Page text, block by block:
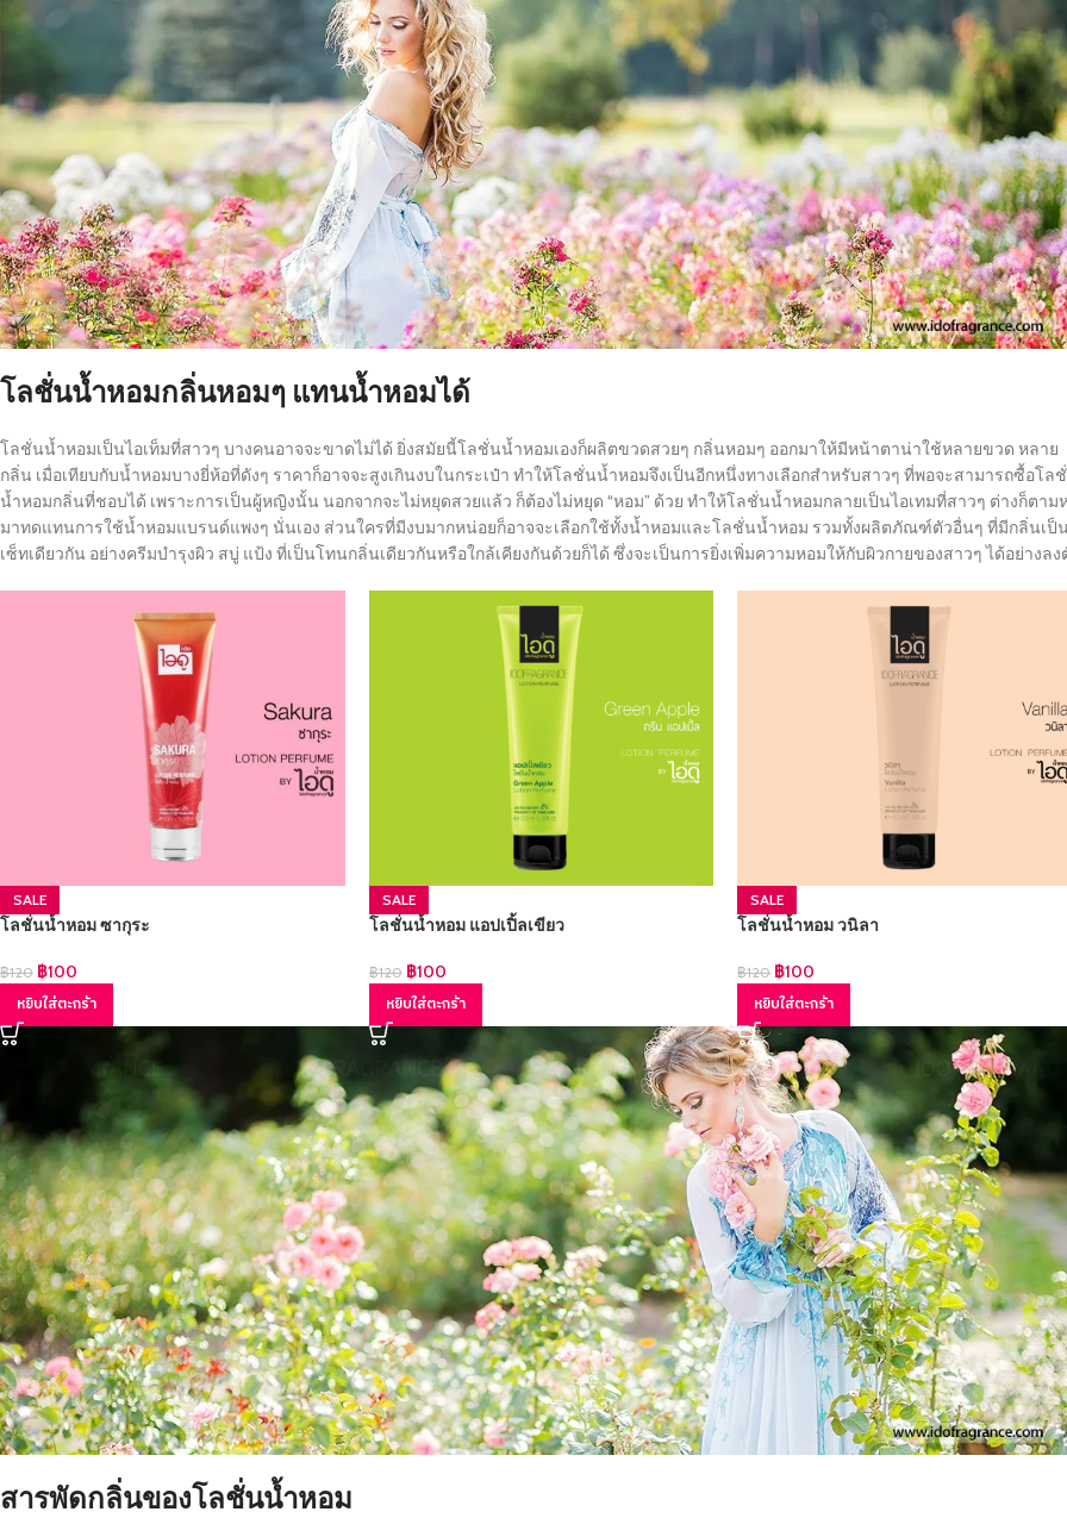
โลชั่นน้ำหอมกลิ่นหอมๆ แทนน้ำหอมได้
โลชั่นน้ำหอมเป็นไอเท็มที่สาวๆ บางคนอาจจะขาดไม่ได้ ยิ่งสมัยนี้โลชั่นน้ำหอมเองก็ผลิตขวดสวยๆ กลิ่นหอมๆ ออกมาให้มีหน้าตาน่าใช้หลายขวด หลาย
กลิ่น เมื่อเทียบกับน้ำหอมบางยี่ห้อที่ดังๆ ราคาก็อาจจะสูงเกินงบในกระเป๋า ทำให้โลชั่นน้ำหอมจึงเป็นอีกหนึ่งทางเลือกสำหรับสาวๆ ที่พอจะสามารถซื้อโล
น้ำหอมกลิ่นที่ชอบได้ เพราะการเป็นผู้หญิงนั้น นอกจากจะไม่หยุดสวยแล้ว ก็ต้องไม่หยุด “หอม” ด้วย ทำให้โลชั่นน้ำหอมกลายเป็นไอเทมที่สาวๆ ต่างก็ตาม
มาทดแทนการใช้น้ำหอมแบรนด์แพงๆ นั่นเอง ส่วนใครที่มีงบมากหน่อยก็อาจจะเลือกใช้ทั้งน้ำหอมและโลชั่นน้ำหอม รวมทั้งผลิตภัณฑ์ตัวอื่นๆ ที่มีกลิ่นเป็
เซ็ทเดียวกัน อย่างครีมบำรุงผิว สบู่ แป้ง ที่เป็นโทนกลิ่นเดียวกันหรือใกล้เคียงกันด้วยก็ได้ ซึ่งจะเป็นการยิ่งเพิ่มความหอมให้กับผิวกายของสาวๆ ได้อย่างลง
SALE
โลชั่นน้ำหอม ซากุระ
฿120 ฿100
หยิบใส่ตะกร้า
SALE
โลชั่นน้ำหอม แอปเปิ้ลเขียว
฿120 ฿100
หยิบใส่ตะกร้า
SALE
โลชั่นน้ำหอม วนิลา
฿120 ฿100
หยิบใส่ตะกร้า
สารพัดกลิ่นของโลชั่นน้ำหอม